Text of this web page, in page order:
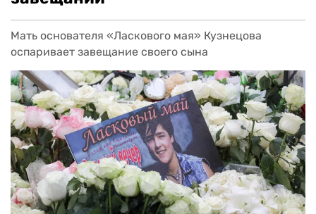
Мать основателя «Ласкового мая» Кузнецова
оспаривает завещание своего сына